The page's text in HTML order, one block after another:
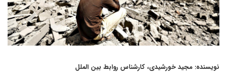
نویسنده: مجید خورشیدی، کارشناس روابط بین الملل